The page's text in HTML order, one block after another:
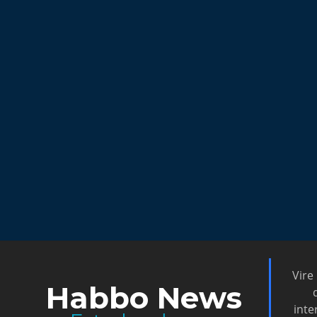
Habbo News
Vire